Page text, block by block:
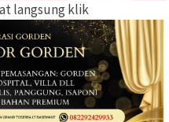
langsung klik